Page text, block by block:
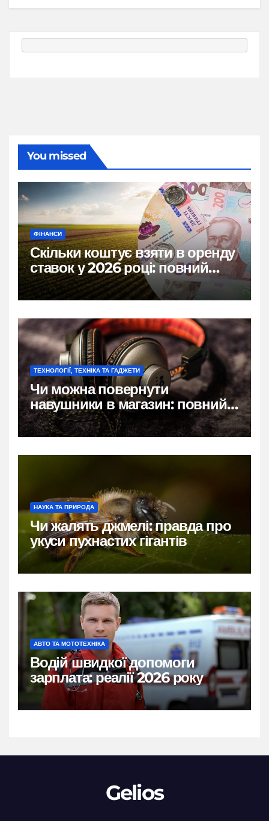
You missed
ФІНАНСИ
Скільки коштує взяти в оренду
ставок у 2026 році: повний
розбір цін, правил і підводних
каменів
ТЕХНОЛОГІЇ, ТЕХНІКА ТА ГАДЖЕТИ
Чи можна повернути
навушники в магазин: повний
гід по правах покупця
НАУКА ТА ПРИРОДА
Чи жалять джмелі: правда про
укуси пухнастих гігантів
АВТО ТА МОТОТЕХНІКА
Водій швидкої допомоги
зарплата: реалії 2026 року
Gelios